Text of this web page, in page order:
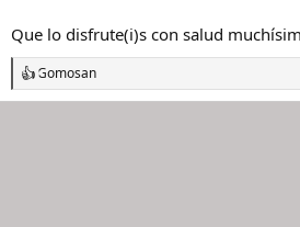
Que lo disfrute(i)s con salud
R
e
Gomosan